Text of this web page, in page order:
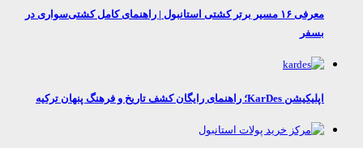
معرفی ۱۶ مسیر برتر کشتی استانبول | راهنمای کامل کشتی‌سواری در
اپلیکیشن KarDes؛ راهنمای رایگان کشف تاریخ و فرهنگ پنهان ترکیه